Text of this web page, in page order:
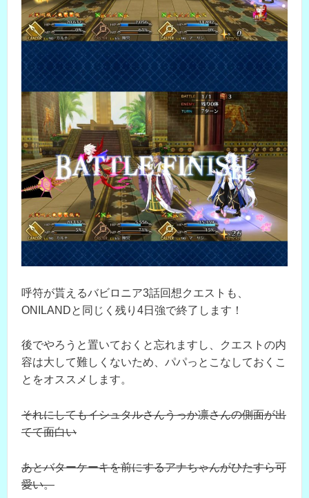
呼符が貰えるバビロニア3話回想クエストも、
ONILANDと同じく残り4日強で終了します！
後でやろうと置いておくと忘れますし、クエストの内
容は大して難しくないため、パパっとこなしておくこ
とをオススメします。
それにしてもイシュタルさんうっか凛さんの側面が出
てて面白い
あとバターケーキを前にするアナちゃんがひたすら可
愛い。